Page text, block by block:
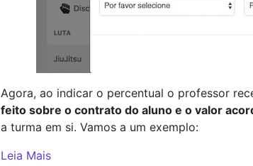
Agora, ao indicar o percentual o professor
feito sobre o contrato do aluno e o valor
a turma em si. Vamos a um exemplo:
Leia Mais